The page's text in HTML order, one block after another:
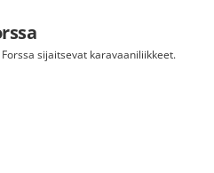
sijaitsevat karavaaniliikkeet.